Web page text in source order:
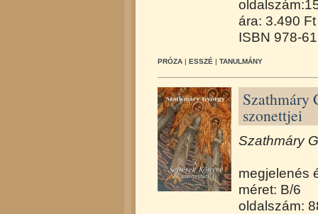
ára: 3.490 Ft
ISBN 978-
PRÓZA | ESSZÉ | TANULMÁNY
Szathmáry
szonettjei
Szathmáry
megjelenés
méret: B/6
oldalszám: